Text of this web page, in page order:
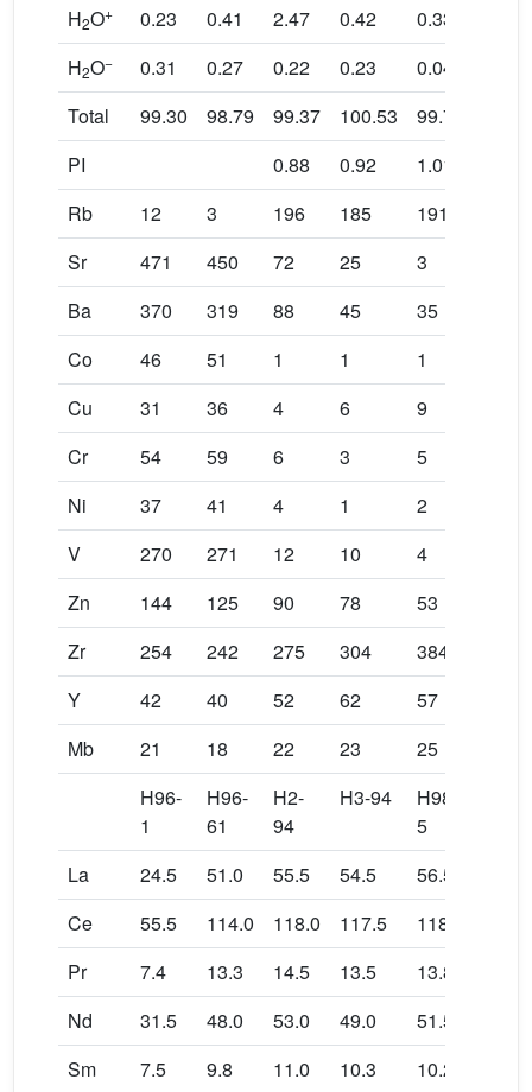
H2O+ 0.23 0.41 2.47 0.42 0.33
H2O− 0.31 0.27 0.22 0.23 0.04
Total
99.30 98.79 99.37 100.53 99.76
PI
0.88 0.92 1.01
Rb
12 3 196 185 191
Sr
471 450 72 25 3
Ba
370 319 88 45 35
Co
46 51 1 1 1
Cu
31 36 4 6 9
Cr
54 59 6 3 5
Ni
37 41 4 1 2
V
270 271 12 10 4
Zn
144 125 90 78 53
Zr
254 242 275 304 384
Y
42 40 52 62 57
Mb
21 18 22 23 25
H96-
1
H96-
61
H2-
94
H3-94
H98-
5
La 24.5 51.0 55.5 54.5 56.5
Ce
55.5 114.0 118.0 117.5 118.0
Pr
7.4 13.3 14.5 13.5 13.8
Nd
31.5 48.0 53.0 49.0 51.5
Sm
7.5 9.8 11.0 10.3 10.2